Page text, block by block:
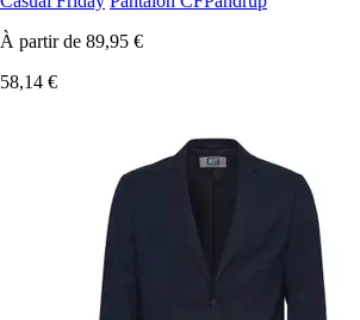
À partir de 89,95 €
58,14 €